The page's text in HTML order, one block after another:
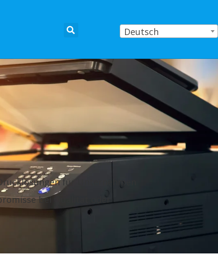
Deutsch
für Unternehmen
bei Qualität oder